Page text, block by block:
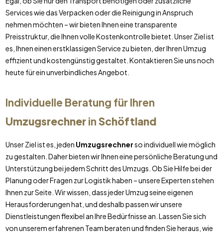
Services wie das Verpacken oder die Reinigung in Anspruch
nehmen möchten – wir bieten Ihnen eine transparente
Preisstruktur, die Ihnen volle Kostenkontrolle bietet. Unser Ziel ist
es, Ihnen einen erstklassigen Service zu bieten, der Ihren Umzug
effizient und kostengünstig gestaltet. Kontaktieren Sie uns noch
heute für ein unverbindliches Angebot.
Individuelle Beratung für Ihren
UmzugsrechnerinSchöftland
Unser Ziel ist es, jeden Umzugsrechnerso individuell wie möglich
zu gestalten. Daher bieten wir Ihnen eine persönliche Beratung und
Unterstützung bei jedem Schritt des Umzugs. Ob Sie Hilfe bei der
Planung oder Fragen zur Logistik haben – unsere Experten stehen
Ihnen zur Seite. Wir wissen, dass jeder Umzug seine eigenen
Herausforderungen hat, und deshalb passen wir unsere
Dienstleistungen flexibel an Ihre Bedürfnisse an. Lassen Sie sich
von unserem erfahrenen Team beraten und finden Sie heraus, wie